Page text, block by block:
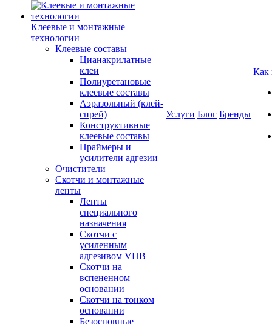
Клеевые и монтажные
технологии
Клеевые составы
Цианакрилатные
клеи
Полиуретановые
клеевые составы
Аэразольный (клей-
спрей)
Конструктивные
клеевые составы
Праймеры и
усилители адгезии
Очистители
Скотчи и монтажные
ленты
Ленты
специального
назначения
Скотчи с
усиленным
адгезивом VHB
Скотчи на
вспененном
основании
Скотчи на тонком
основании
Безосновные
Услуги Блог Бренды
Как